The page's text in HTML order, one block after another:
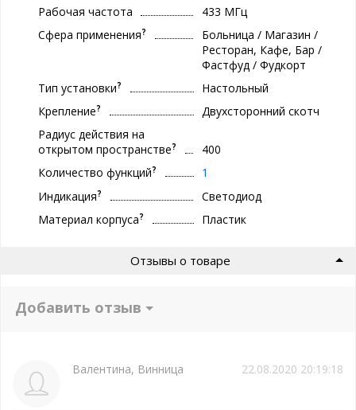
Рабочая частота
433 МГц
Сфера применения?
Больница / Магазин /
Ресторан, Кафе, Бар /
Фастфуд / Фудкорт
Тип установки?
Настольный
Крепление?
Двухсторонний скотч
Радиус действия на
открытом пространстве?
400
Количество функций?
1
Индикация?
Светодиод
Материал корпуса? Пластик
Отзывы о товаре
Добавить отзыв
22.08.2020 20:19:18
Валентина, Винница